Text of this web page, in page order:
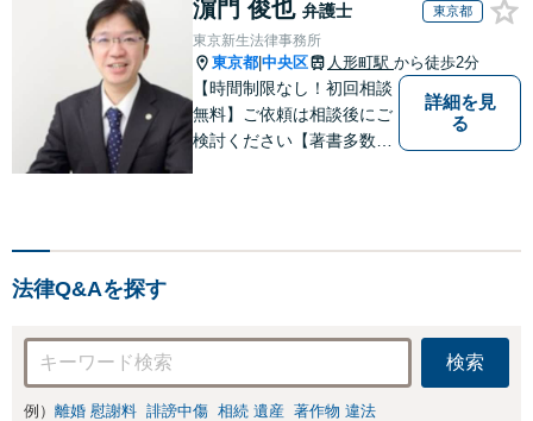
濵門 俊也 弁護士 東京都
東京新生法律事務所
東京都 中央区 人形町駅 から徒歩2分
【時間制限なし！初回相談
無料】ご依頼は相談後にご
検討ください【著書多数】
詳細を見
る
法律Q&Aを探す
検索
例） 離婚 慰謝料 誹謗中傷 相続 遺産 著作物 違法